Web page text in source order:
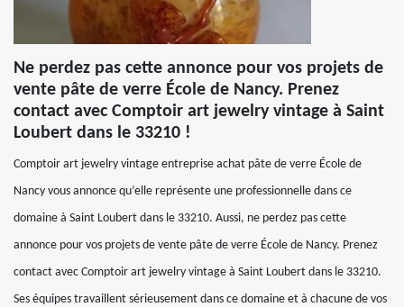
Ne perdez pas cette annonce pour vos projets de
vente pâte de verre École de Nancy. Prenez
contact avec Comptoir art jewelry vintage à Saint
Loubert dans le 33210 !
Comptoir art jewelry vintage entreprise achat pâte de verre École de
Nancy vous annonce qu’elle représente une professionnelle dans ce
domaine à Saint Loubert dans le 33210. Aussi, ne perdez pas cette
annonce pour vos projets de vente pâte de verre École de Nancy. Prenez
contact avec Comptoir art jewelry vintage à Saint Loubert dans le 33210.
Ses équipes travaillent sérieusement dans ce domaine et à chacune de vos